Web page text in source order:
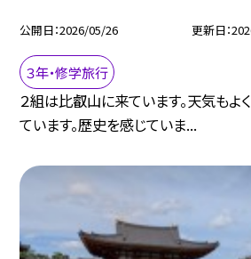
公開日 2026/05/26 更新日
３年・修学旅行
２組は比叡山に来ています。天気もよ
ています。歴史を感じていま...